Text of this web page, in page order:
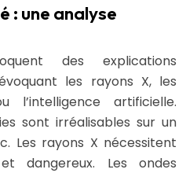
: une analyse
des explications
les rayons X, les
l’intelligence artificielle.
sont irréalisables sur un
Les rayons X nécessitent
dangereux. Les ondes